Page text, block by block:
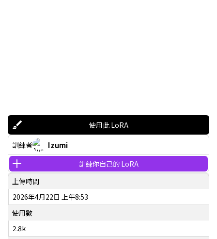
使用此 LoRA
訓練者 Izumi
訓練你自己的 LoRA
上傳時間
2026年4月22日 上午8:53
使用數
2.8k